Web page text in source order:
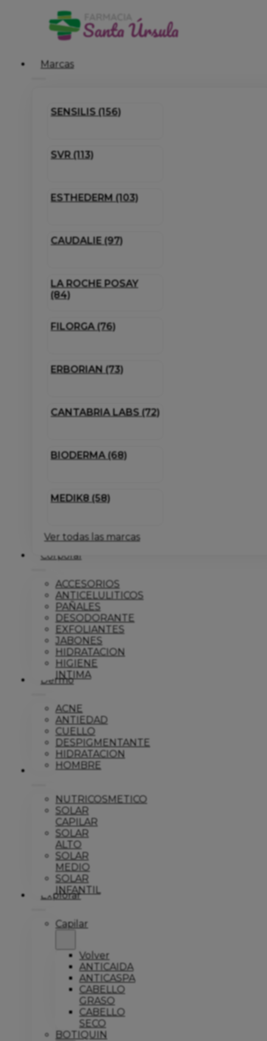
Marcas
SENSILIS (156)
SVR (113)
ESTHEDERM (103)
CAUDALIE (97)
LA ROCHE POSAY
(84)
FILORGA (76)
ERBORIAN (73)
CANTABRIA LABS (72)
BIODERMA (68)
MEDIK8 (58)
Ver todas las marcas
Corporal
ACCESORIOS
ANTICELULITICOS
PAÑALES
DESODORANTE
EXFOLIANTES
JABONES
HIDRATACION
HIGIENE
INTIMA
Dermo
ACNE
ANTIEDAD
CUELLO
DESPIGMENTANTE
HIDRATACION
HOMBRE
Solar
NUTRICOSMETICO
SOLAR
CAPILAR
SOLAR
ALTO
SOLAR
MEDIO
SOLAR
INFANTIL
Explorar
Capilar
Volver
ANTICAIDA
ANTICASPA
CABELLO
GRASO
CABELLO
SECO
BOTIQUIN